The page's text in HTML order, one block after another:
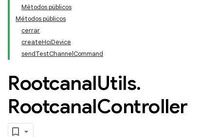
Métodos públicos
Métodos públicos
cerrar
createHciDevice
sendTestChannelCommand
RootcanalUtils.
RootcanalController